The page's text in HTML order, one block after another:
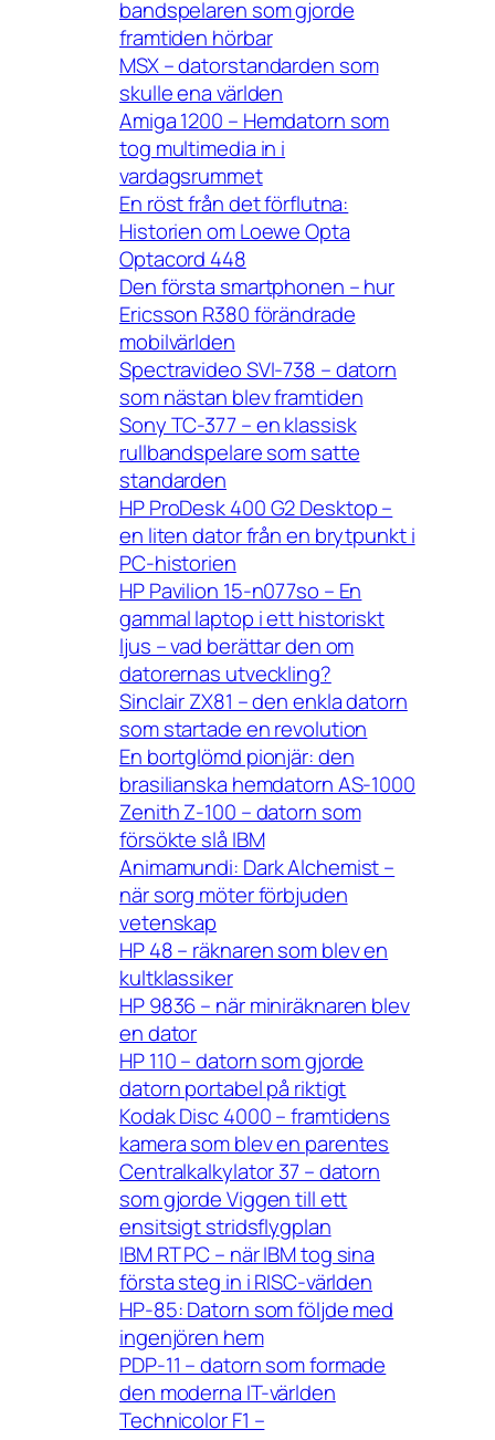
bandspelaren som gjorde
framtiden hörbar
MSX – datorstandarden som
skulle ena världen
Amiga 1200 – Hemdatorn som
tog multimedia in i
vardagsrummet
En röst från det förflutna:
Historien om Loewe Opta
Optacord 448
Den första smartphonen – hur
Ericsson R380 förändrade
mobilvärlden
Spectravideo SVI-738 – datorn
som nästan blev framtiden
Sony TC-377 – en klassisk
rullbandspelare som satte
standarden
HP ProDesk 400 G2 Desktop –
en liten dator från en brytpunkt i
PC-historien
HP Pavilion 15-n077so – En
gammal laptop i ett historiskt
ljus – vad berättar den om
datorernas utveckling?
Sinclair ZX81 – den enkla datorn
som startade en revolution
En bortglömd pionjär: den
brasilianska hemdatorn AS-1000
Zenith Z-100 – datorn som
försökte slå IBM
Animamundi: Dark Alchemist –
när sorg möter förbjuden
vetenskap
HP 48 – räknaren som blev en
kultklassiker
HP 9836 – när miniräknaren blev
en dator
HP 110 – datorn som gjorde
datorn portabel på riktigt
Kodak Disc 4000 – framtidens
kamera som blev en parentes
Centralkalkylator 37 – datorn
som gjorde Viggen till ett
ensitsigt stridsflygplan
IBM RT PC – när IBM tog sina
första steg in i RISC-världen
HP-85: Datorn som följde med
ingenjören hem
PDP-11 – datorn som formade
den moderna IT-världen
Technicolor F1 –